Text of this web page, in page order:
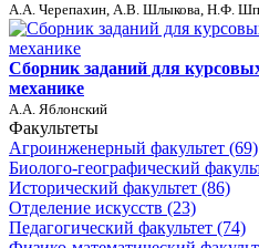
А.А. Черепахин, А.В. Шлыкова, Н.Ф.
Сборник заданий для
механике
А.А. Яблонский
Факультеты
Агроинженерный факультет (69)
Биолого-географический
Исторический факультет (86)
Отделение искусств (23)
Педагогический факультет (74)